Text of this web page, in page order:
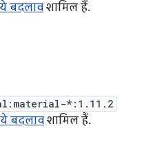
ये बदलाव शामिल हैं.
*:1.11.2
ये बदलाव शामिल हैं.